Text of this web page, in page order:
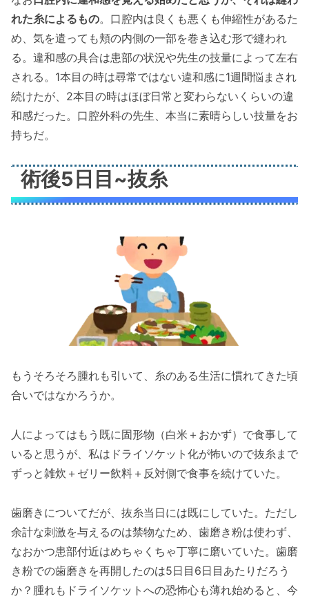
れた糸によるもの。口腔内は良くも悪くも伸縮性があるた
め、気を遣っても頬の内側の一部を巻き込む形で縫われ
る。違和感の具合は患部の状況や先生の技量によって左右
される。1本目の時は尋常ではない違和感に1週間悩まされ
続けたが、2本目の時はほぼ日常と変わらないくらいの違
和感だった。口腔外科の先生、本当に素晴らしい技量をお
持ちだ。
術後5日目~抜糸
もうそろそろ腫れも引いて、糸のある生活に慣れてきた頃
合いではなかろうか。
人によってはもう既に固形物（白米＋おかず）で食事して
いると思うが、私はドライソケット化が怖いので抜糸まで
ずっと雑炊＋ゼリー飲料＋反対側で食事を続けていた。
歯磨きについてだが、抜糸当日には既にしていた。ただし
余計な刺激を与えるのは禁物なため、歯磨き粉は使わず、
なおかつ患部付近はめちゃくちゃ丁寧に磨いていた。歯磨
き粉での歯磨きを再開したのは5日目6日目あたりだろう
か？腫れもドライソケットへの恐怖心も薄れ始めると、今